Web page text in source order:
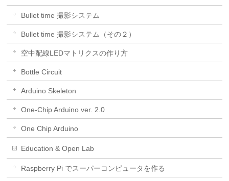
Bullet time 撮影システム
Bullet time 撮影システム（その２）
空中配線LEDマトリクスの作り方
Bottle Circuit
Arduino Skeleton
One-Chip Arduino ver. 2.0
One Chip Arduino
Education & Open Lab
Raspberry Pi でスーパーコンピュータを作る